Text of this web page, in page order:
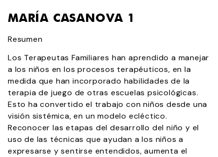
MARÍA CASANOVA 1
Resumen
Los Terapeutas Familiares han aprendido a manejar
a los niños en los procesos terapéuticos, en la
medida que han incorporado habilidades de la
terapia de juego de otras escuelas psicológicas.
Esto ha convertido el trabajo con niños desde una
visión sistémica, en un modelo ecléctico.
Reconocer las etapas del desarrollo del niño y el
uso de las técnicas que ayudan a los niños a
expresarse y sentirse entendidos, aumenta el